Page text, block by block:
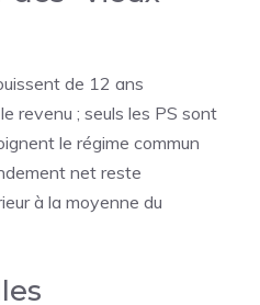
de 12 ans
revenu ; seuls les PS sont
le régime commun
net reste
à la moyenne du